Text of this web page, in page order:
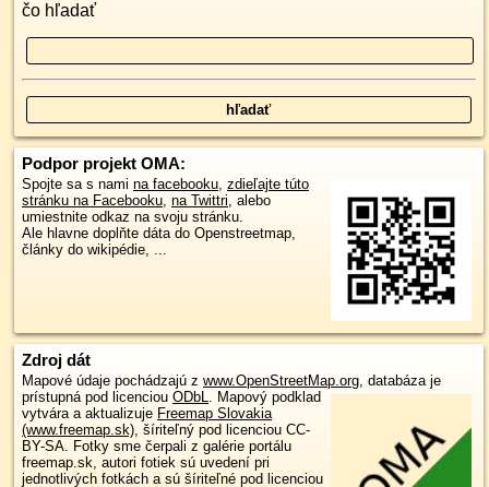
čo hľadať
Podpor projekt OMA:
Spojte sa s nami na facebooku, zdieľajte túto
stránku na Facebooku, na Twittri, alebo
umiestnite odkaz na svoju stránku.
Ale hlavne doplňte dáta do Openstreetmap,
články do wikipédie, ...
Zdroj dát
Mapové údaje pochádzajú z www.OpenStreetMap.org, databáza je
prístupná pod licenciou ODbL. Mapový podklad
vytvára a aktualizuje Freemap Slovakia
(www.freemap.sk), šíriteľný pod licenciou CC-
BY-SA. Fotky sme čerpali z galérie portálu
freemap.sk, autori fotiek sú uvedení pri
jednotlivých fotkách a sú šíriteľné pod licenciou